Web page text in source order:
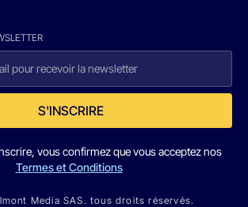
S'INSCRIRE
vous confirmez que vous acceptez nos
Termes et Conditions
Media SAS. tous droits réservés.